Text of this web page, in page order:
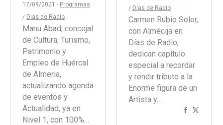
17/09/2021 - Programas
/ Dias de Radio
Manu Abad, concejal
de Cultura, Turismo,
Patrimonio y
Empleo de Huércal
de Almeria,
actualizando agenda
de eventos y
Actualidad, ya en
Nivel 1, con 100%…
/ Dias de Radio
Carmen Rubio Soler,
con Almécija en
Días de Radio,
dedican capítulo
especial a recordar
y rendir tributo a la
Enorme figura de un
Artista y…
Compartir